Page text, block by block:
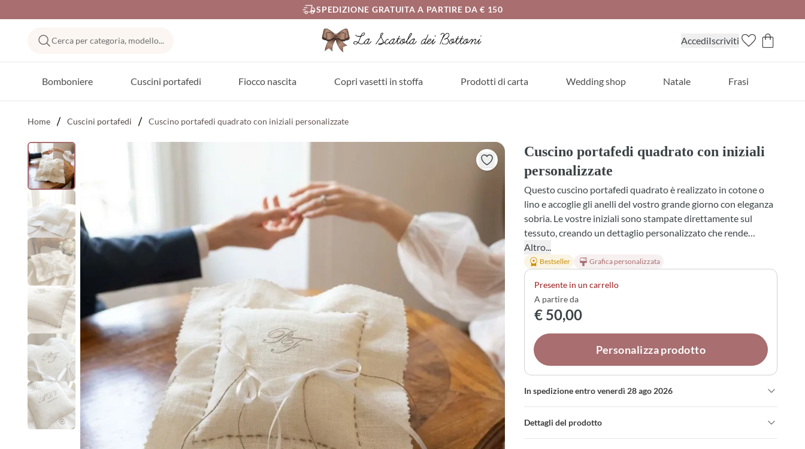
SPEDIZIONE GRATUITA A PARTIRE DA € 150
Cerca per categoria, modello... AccediIscriviti
Bomboniere Cuscini portafedi Fiocco nascita Copri vasetti in stoffa Prodotti di carta Wedding shop Natale Frasi
Home Cuscini portafedi Cuscino portafedi quadrato con iniziali personalizzate
Cuscino portafedi quadrato con iniziali
personalizzate
Questo cuscino portafedi quadrato è realizzato in cotone o
lino e accoglie gli anelli del vostro grande giorno con eleganza
sobria. Le vostre iniziali sono stampate direttamente sul
tessuto, creando un dettaglio personalizzato che rende
l'oggetto davvero unico. Potete scegliere tra diversi nastri e
finiture, incluso il pizzo tutto attorno, per adattarlo
perfettamente allo stile della vostra cerimonia.
Altro...
Bestseller Grafica personalizzata
Presente in un carrello
A partire da
€ 50,00
Personalizza prodotto
In spedizione entro venerdì 28 ago 2026
Dettagli del prodotto